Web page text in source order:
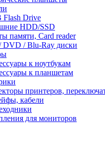
Flash Drive
HDD/SSD
памяти, Card reader
DVD / Blu-Ray диски
к ноутбукам
к планшетам
принтеров,
кабели
для мониторов